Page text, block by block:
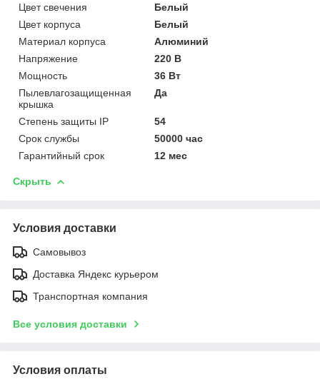
Цвет свечения
Белый
Цвет корпуса
Белый
Материал корпуса
Алюминий
Напряжение
220 В
Мощность
36 Вт
Пылевлагозащищенная
крышка
Да
Степень защиты IP
54
Срок службы
50000 час
Гарантийный срок
12 мес
Скрыть
Условия доставки
Самовывоз
Доставка Яндекс курьером
Транспортная компания
Все условия доставки
Условия оплаты